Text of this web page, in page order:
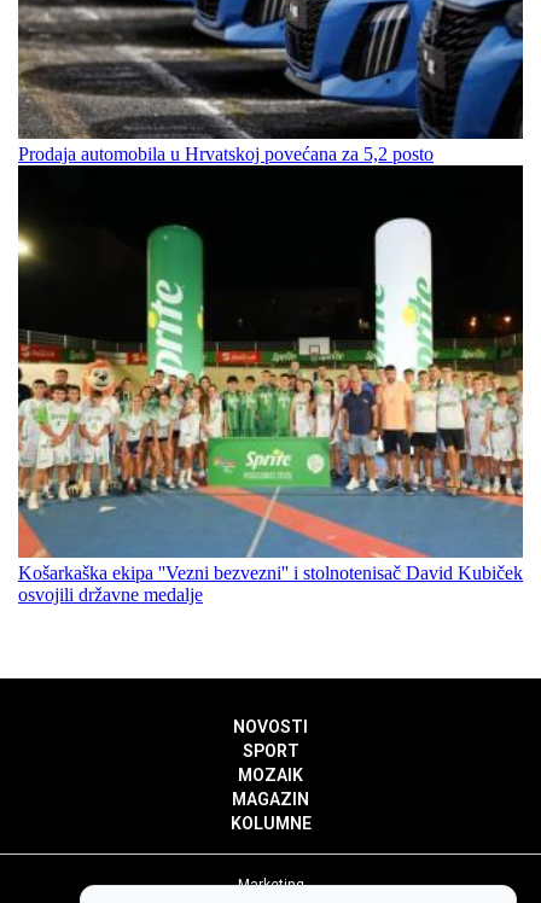
Prodaja automobila u Hrvatskoj povećana za 5,2 posto
Košarkaška ekipa ''Vezni bezvezni'' i stolnotenisač David Kubiček
osvojili državne medalje
NOVOSTI
SPORT
MOZAIK
MAGAZIN
KOLUMNE
Marketing